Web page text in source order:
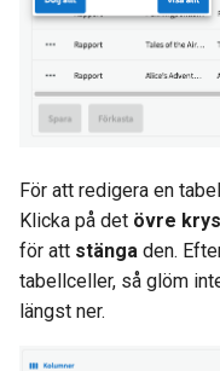
För att redigera en
Klicka på det övre
för att stänga den.
tabellceller, så glöm
längst ner.